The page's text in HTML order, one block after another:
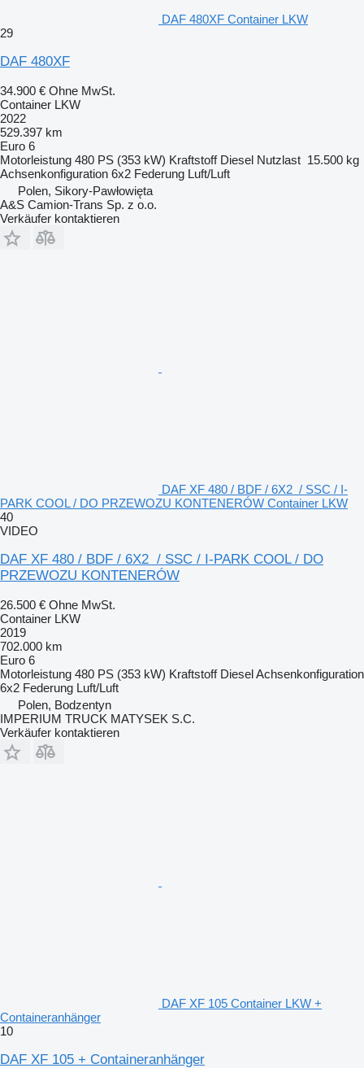
DAF 480XF Container LKW
29
DAF 480XF
34.900 € Ohne MwSt.
Container LKW
2022
529.397 km
Euro 6
Motorleistung 480 PS (353 kW) Kraftstoff Diesel Nutzlast 15.500 kg
Achsenkonfiguration 6x2 Federung Luft/Luft
Polen, Sikory-Pawłowięta
A&S Camion-Trans Sp. z o.o.
Verkäufer kontaktieren
DAF XF 480 / BDF / 6X2 / SSC / I-
PARK COOL / DO PRZEWOZU KONTENERÓW Container LKW
40
VIDEO
DAF XF 480 / BDF / 6X2 / SSC / I-PARK COOL / DO
PRZEWOZU KONTENERÓW
26.500 € Ohne MwSt.
Container LKW
2019
702.000 km
Euro 6
Motorleistung 480 PS (353 kW) Kraftstoff DieselAchsenkonfiguration
6x2 Federung Luft/Luft
Polen, Bodzentyn
IMPERIUM TRUCK MATYSEK S.C.
Verkäufer kontaktieren
DAF XF 105 Container LKW +
Containeranhänger
10
DAF XF 105 + Containeranhänger